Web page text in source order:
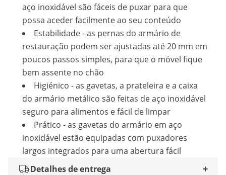
aço inoxidável são fáceis de puxar para que
possa aceder facilmente ao seu conteúdo
Estabilidade - as pernas do armário de
restauração podem ser ajustadas até 20 mm em
poucos passos simples, para que o móvel fique
bem assente no chão
Higiénico - as gavetas, a prateleira e a caixa
do armário metálico são feitas de aço inoxidável
seguro para alimentos e fácil de limpar
Prático - as gavetas do armário em aço
inoxidável estão equipadas com puxadores
largos integrados para uma abertura fácil
Detalhes de entrega